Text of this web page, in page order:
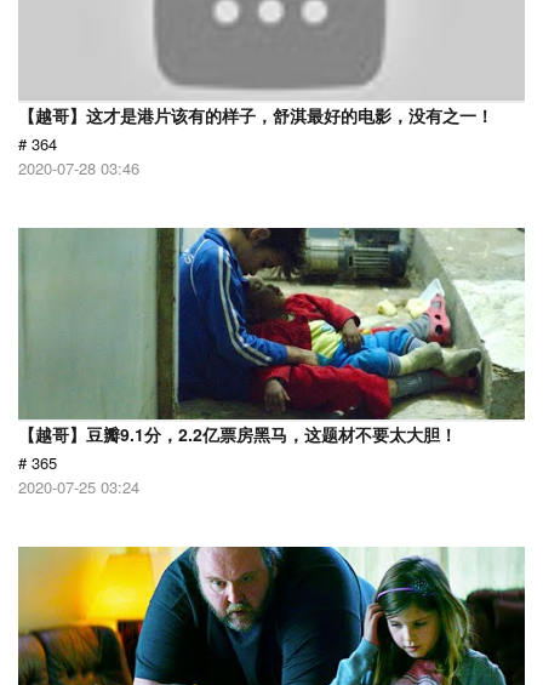
【越哥】这才是港片该有的样子，舒淇最好的电影，没有之一！
# 364
2020-07-28 03:46
【越哥】豆瓣9.1分，2.2亿票房黑马，这题材不要太大胆！
# 365
2020-07-25 03:24